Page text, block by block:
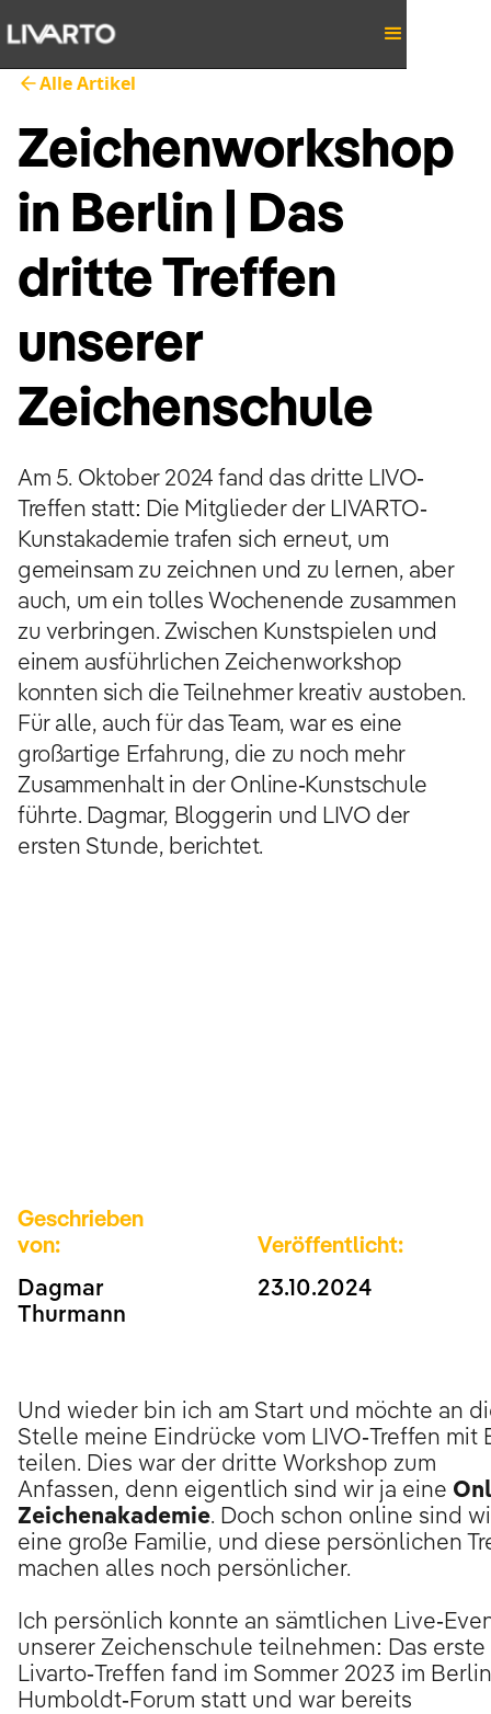
Alle Artikel
Zeichenworkshop
in Berlin | Das
dritte Treffen
unserer
Zeichenschule
Am 5. Oktober 2024 fand das dritte LIVO-
Treffen statt: Die Mitglieder der LIVARTO-
Kunstakademie trafen sich erneut, um
gemeinsam zu zeichnen und zu lernen, aber
auch, um ein tolles Wochenende zusammen
zu verbringen. Zwischen Kunstspielen und
einem ausführlichen Zeichenworkshop
konnten sich die Teilnehmer kreativ austoben.
Für alle, auch für das Team, war es eine
großartige Erfahrung, die zu noch mehr
Zusammenhalt in der Online-Kunstschule
führte. Dagmar, Bloggerin und LIVO der
ersten Stunde, berichtet.
Geschrieben
von:
Dagmar
Thurmann
Veröffentlicht:
23.10.2024
Und wieder bin ich am Start und möchte an
Stelle meine Eindrücke vom LIVO-Treffen mit
teilen. Dies war der dritte Workshop zum
Anfassen, denn eigentlich sind wir ja eine
Zeichenakademie. Doch schon online sind
eine große Familie, und diese persönlichen
machen alles noch persönlicher.
Ich persönlich konnte an sämtlichen Live-
unserer Zeichenschule teilnehmen: Das erste
Livarto-Treffen fand im Sommer 2023 im
Humboldt-Forum statt und war bereits